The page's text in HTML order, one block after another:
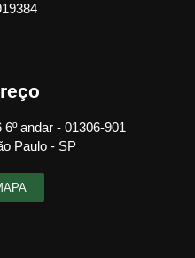
andar - 01306-901
Paulo - SP